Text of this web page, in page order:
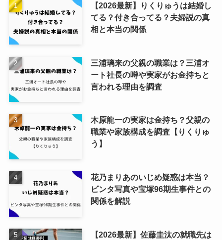
【2026最新】りくりゅうは結婚し
てる？付き合ってる？夫婦説の真
相と本当の関係
三浦璃来の父親の職業は？三浦オ
ート社長の噂や実家がお金持ちと
言われる理由を調査
木原龍一の実家は金持ち？父親の
職業や家族構成を調査【りくりゅ
う】
花乃まりあのいじめ疑惑は本当？
ビンタ写真や宝塚96期生事件との
関係を解説
【2026最新】佐藤圭汰の就職先は